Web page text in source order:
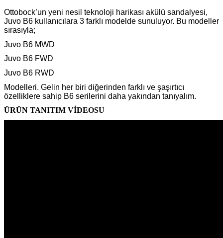
Ottobock’un yeni nesil teknoloji harikası akülü sandalyesi,
Juvo B6 kullanıcılara 3 farklı modelde sunuluyor. Bu modeller
sırasıyla;
Juvo B6 MWD
Juvo B6 FWD
Juvo B6 RWD
Modelleri. Gelin her biri diğerinden farklı ve şaşırtıcı
özelliklere sahip B6 serilerini daha yakından tanıyalım.
ÜRÜN TANITIM VİDEOSU